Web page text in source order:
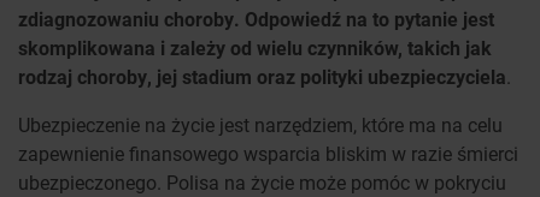
zdiagnozowaniu choroby. Odpowiedź na to pytanie jest
skomplikowana i zależy od wielu czynników, takich jak
rodzaj choroby, jej stadium oraz polityki ubezpieczyciela.
Ubezpieczenie na życie jest narzędziem, które ma na celu
zapewnienie finansowego wsparcia bliskim w razie śmierci
ubezpieczonego. Polisa na życie może pomóc w pokryciu